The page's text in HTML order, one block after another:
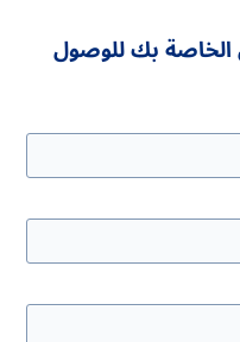
الخاصة بك للوصول